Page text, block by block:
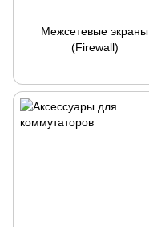
Межсетевые экраны
(Firewall)